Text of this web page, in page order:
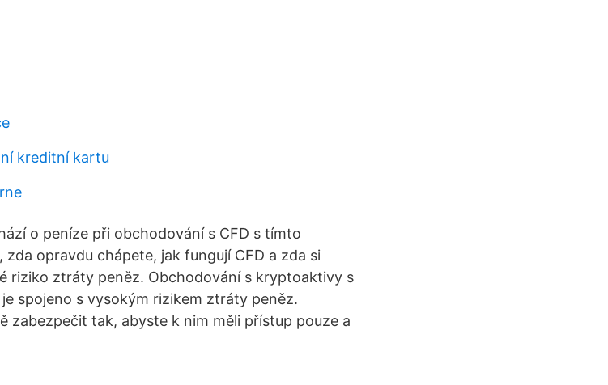
kreditní kartu
o peníze při obchodování s CFD s tímto
opravdu chápete, jak fungují CFD a zda si
riziko ztráty peněz. Obchodování s kryptoaktivy s
spojeno s vysokým rizikem ztráty peněz.
zabezpečit tak, abyste k nim měli přístup pouze a